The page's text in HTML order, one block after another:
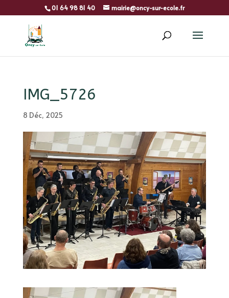
01 64 98 81 40 mairie@oncy-sur-ecole.fr
IMG_5726
8 Déc, 2025